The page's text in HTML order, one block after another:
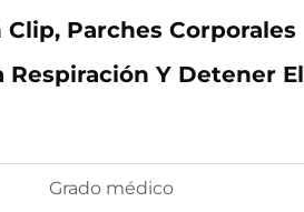
Parches Corporales
Respiración Y Detener El
Grado médico